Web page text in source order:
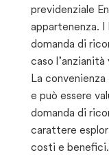
previdenziale
appartenenza.
domanda di
caso
La
e può essere
domanda di
carattere
costi e